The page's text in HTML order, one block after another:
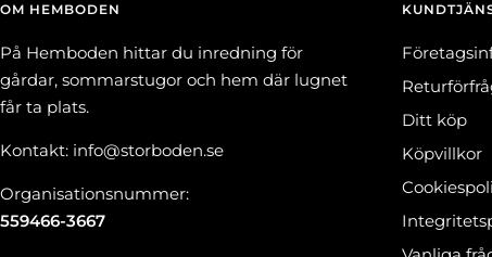
OM HEMBODEN
På Hemboden hittar du inredning för
gårdar, sommarstugor och hem där lugnet
får ta plats.
Kontakt: info@storboden.se
Organisationsnummer:
559466-3667
Ditt köp
Köpvillkor